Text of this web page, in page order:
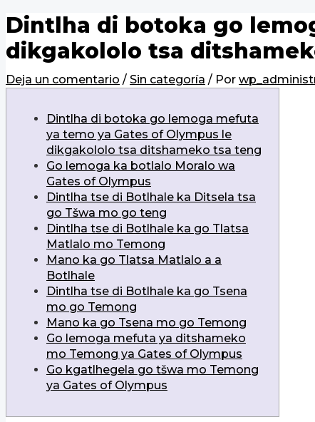
Dintlha di botoka go
dikgakololo tsa
Deja un comentario / Sin categoría / Por
Dintlha di botoka go lemoga mefuta
ya temo ya Gates of Olympus le
dikgakololo tsa ditshameko tsa teng
Go lemoga ka botlalo Moralo wa
Gates of Olympus
Dintlha tse di Botlhale ka Ditsela tsa
go Tšwa mo go teng
Dintlha tse di Botlhale ka go Tlatsa
Matlalo mo Temong
Mano ka go Tlatsa Matlalo a a
Botlhale
Dintlha tse di Botlhale ka go Tsena
mo go Temong
Mano ka go Tsena mo go Temong
Go lemoga mefuta ya ditshameko
mo Temong ya Gates of Olympus
Go kgatlhegela go tšwa mo Temong
ya Gates of Olympus